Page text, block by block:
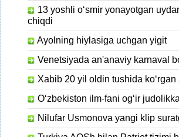
13 yoshli o‘smir​ yonayotgan
chiqdi
Ayolning hiylasiga uchgan yigit
Venetsiyada an'anaviy karnaval
Xabib 20 yil oldin tushida
O‘zbekiston ilm-fani og‘ir
Nilufar Usmonova yangi klip